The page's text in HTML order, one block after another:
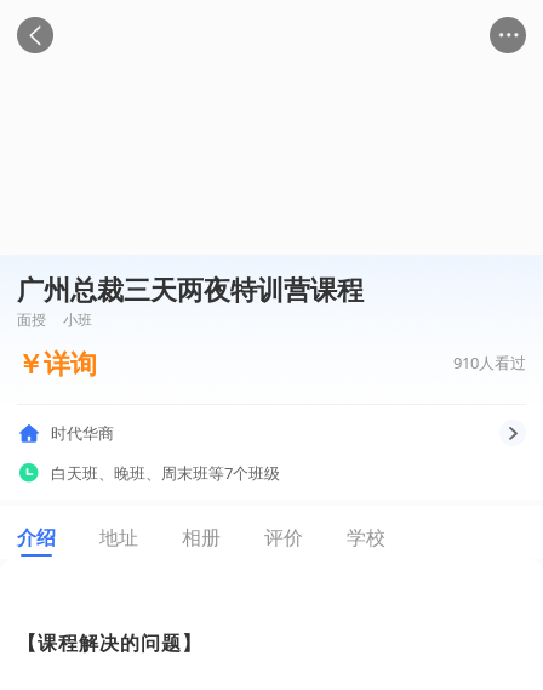
广州总裁三天两夜特训营课程
面授 小班
￥详询 910人看过
时代华商
白天班
晚班 周末班等7个班级
介绍 地址 相册 评价 学校
【课程解决的问题】